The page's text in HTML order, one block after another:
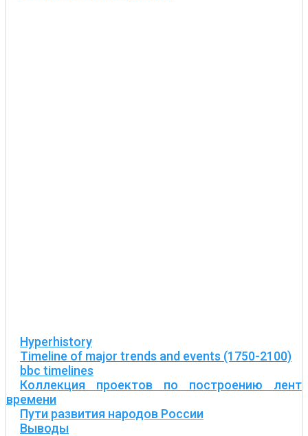
Hyperhistory
Timeline of major trends and events (1750-2100)
bbc timelines
Коллекция проектов по построению лент
времени
Пути развития народов России
Выводы